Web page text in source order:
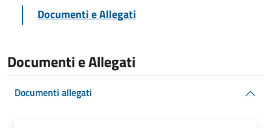
Documenti e Allegati
Documenti e Allegati
Documenti allegati